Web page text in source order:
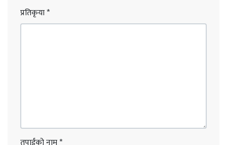
प्रतिकृया*